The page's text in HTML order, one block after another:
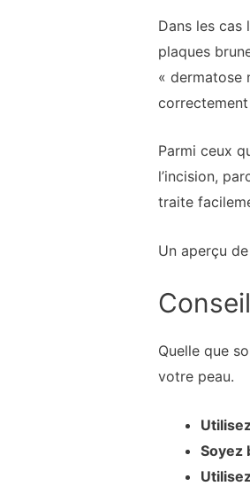
Dans les cas
plaques
« dermatose
correctement
Parmi ceux
l’incision,
traite
Un aperçu
Quelle que
votre peau.
Soyez